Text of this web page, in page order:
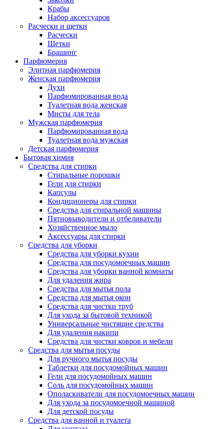
Крабы
Набор аксессуаров
Расчески и щетки
Расчески
Щетки
Брашинг
Парфюмерия
Элитная парфюмерия
Женская парфюмерия
Духи
Парфюмированная вода
Туалетная вода женская
Мисты для тела
Мужская парфюмерия
Парфюмированная вода
Туалетная вода мужская
Детская парфюмерия
Бытовая химия
Средства для стирки
Стиральные порошки
Гели для стирки
Капсулы
Кондиционеры для стирки
Средства для стиральной машины
Пятновыводители и отбеливатели
Хозяйственное мыло
Аксессуары для стирки
Средства для уборки
Средства для уборки кухни
Средства для посудомоечных машин
Средства для уборки ванной комнаты
Для удаления жира
Средства для мытья пола
Средства для мытья окон
Средства для чистки труб
Для ухода за бытовой техникой
Универсальные чистящие средства
Для удаления накипи
Средства для чистки ковров и мебели
Средства для мытья посуды
Для ручного мытья посуды
Таблетки для посудомойных машин
Гели для посудомойных машин
Соль для посудомойных машин
Ополаскиватели для посудомоечных машин
Для ухода за посудомоечной машиной
Для детской посуды
Средства для ванной и туалета